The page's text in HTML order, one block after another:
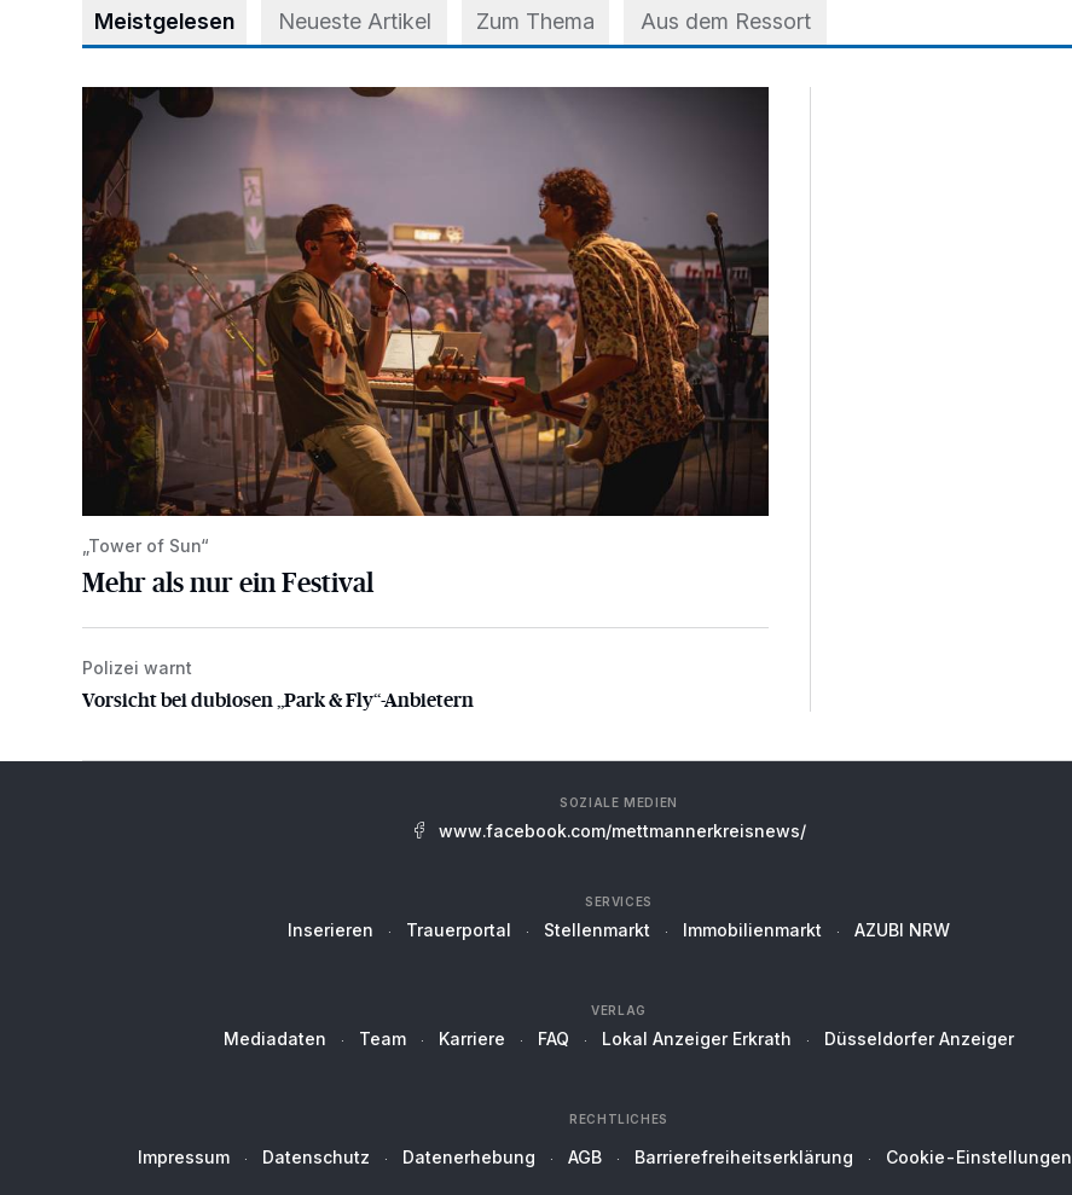
Meistgelesen Neueste Artikel Zum Thema Aus dem Ressort
Mehr als nur ein Festival
„Tower of Sun“
Mehr als nur ein Festival
Vorsicht bei dubiosen „Park & Fly“-Anbietern
Polizei warnt
Vorsicht bei dubiosen „Park & Fly“-Anbietern
SOZIALE MEDIEN
www.facebook.com/mettmannerkreisnews/
SERVICES
Inserieren Trauerportal Stellenmarkt Immobilienmarkt AZUBI NRW
VERLAG
Mediadaten Team Karriere FAQ Lokal Anzeiger Erkrath Düsseldorfer Anzeiger
RECHTLICHES
Impressum Datenschutz Datenerhebung AGB Barrierefreiheitserklärung Cookie-Einstellungen